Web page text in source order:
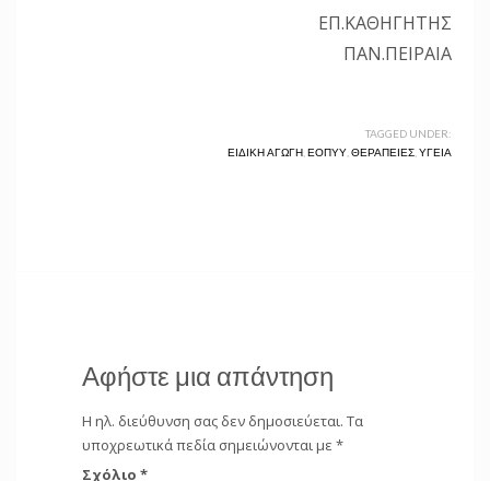
ΕΠ.ΚΑΘΗΓΗΤΗΣ
ΠΑΝ.ΠΕΙΡΑΙΑ
TAGGED UNDER:
ΕΙΔΙΚΉ ΑΓΩΓΉ ΕΟΠΥΥ ΘΕΡΑΠΕΊΕΣ ΥΓΕΊΑ
Αφήστε μια απάντηση
Η ηλ. διεύθυνση σας δεν δημοσιεύεται. Τα
υποχρεωτικά πεδία σημειώνονται με *
Σχόλιο *